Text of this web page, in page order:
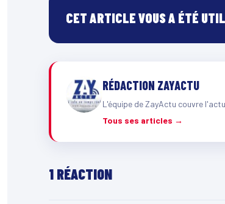
CET ARTICLE VOUS A ÉTÉ
RÉDACTION ZAYACTU
L'équipe de ZayActu couvre
Tous ses articles →
1 RÉACTION